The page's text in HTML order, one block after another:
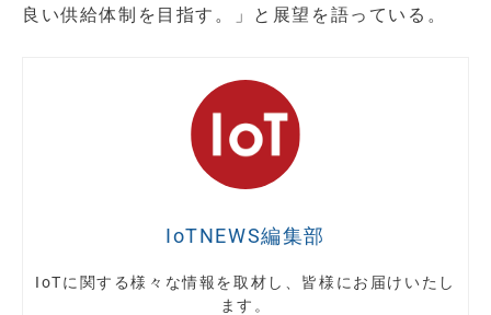
良い供給体制を目指す。」と展望を語っている。
IoTNEWS編集部
IoTに関する様々な情報を取材し、皆様にお届けいたし
ます。